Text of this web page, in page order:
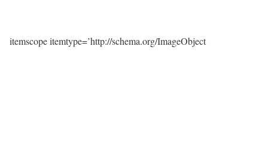
itemscope itemtype=’http://schema.org/ImageObject